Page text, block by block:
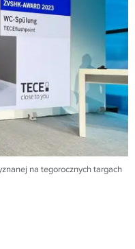
na tegorocznych targach